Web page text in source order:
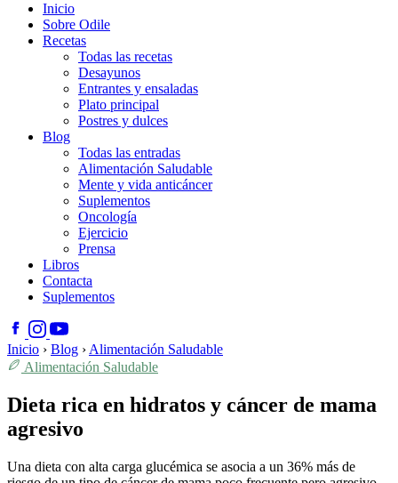
Inicio
Sobre Odile
Recetas
Todas las recetas
Desayunos
Entrantes y ensaladas
Plato principal
Postres y dulces
Blog
Todas las entradas
Alimentación Saludable
Mente y vida anticáncer
Suplementos
Oncología
Ejercicio
Prensa
Libros
Contacta
Suplementos
Inicio › Blog › Alimentación Saludable
Alimentación Saludable
Dieta rica en hidratos y cáncer de mama
agresivo
Una dieta con alta carga glucémica se asocia a un 36% más de